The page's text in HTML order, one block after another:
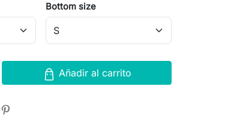
Bottom size
Añadir al carrito